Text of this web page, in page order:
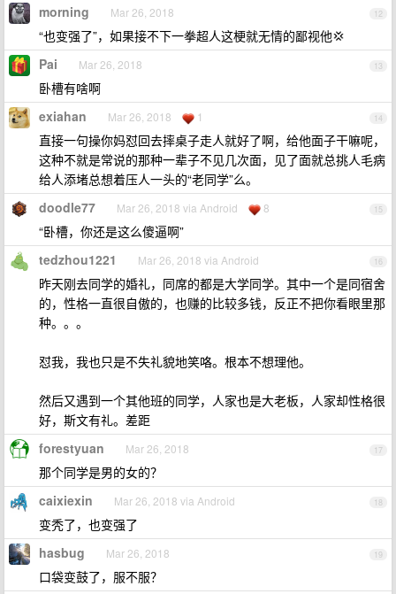
12
morning Mar 26, 2018
“也变强了”，如果接不下一拳超人这梗就无情的鄙视他💢
13
Pai Mar 26, 2018
卧槽有啥啊
14
exiahan Mar 26, 2018 1
直接一句操你妈怼回去摔桌子走人就好了啊，给他面子干嘛呢，
这种不就是常说的那种一辈子不见几次面，见了面就总挑人毛病
给人添堵总想着压人一头的“老同学”么。
15
doodle77 Mar 26, 2018 via Android 8
“卧槽，你还是这么傻逼啊”
16
tedzhou1221 Mar 26, 2018 via Android
昨天刚去同学的婚礼，同席的都是大学同学。其中一个是同宿舍
的，性格一直很自傲的，也赚的比较多钱，反正不把你看眼里那
种。。。
怼我，我也只是不失礼貌地笑咯。根本不想理他。
然后又遇到一个其他班的同学，人家也是大老板，人家却性格很
好，斯文有礼。差距
17
forestyuan Mar 26, 2018
那个同学是男的女的？
18
caixiexin Mar 26, 2018 via Android
变秃了，也变强了
19
hasbug Mar 26, 2018
口袋变鼓了，服不服？